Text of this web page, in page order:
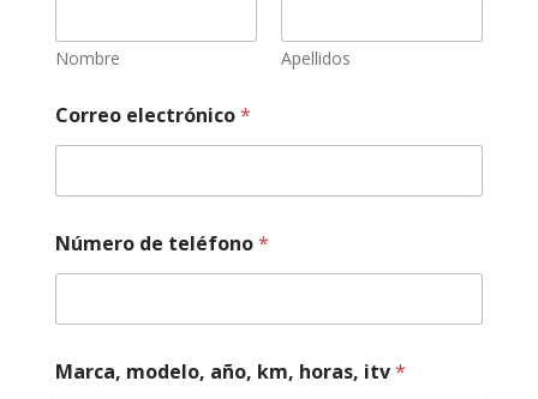
Nombre Apellidos
o
m
r
m
o
d
l
,
Correo electrónico*
Número de teléfono*
Marca, modelo, año, km, horas, itv*